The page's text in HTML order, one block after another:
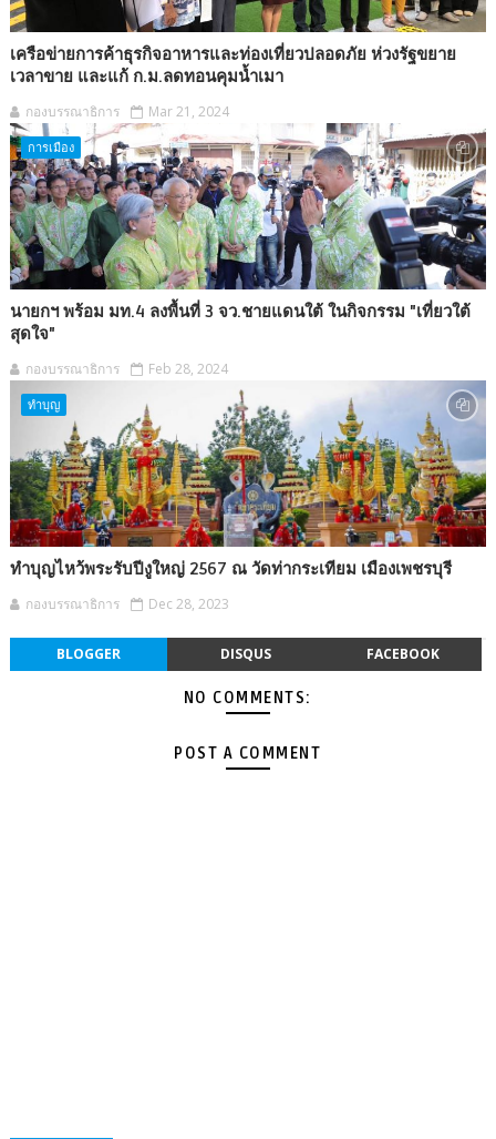
เครือข่ายการค้าธุรกิจอาหารและท่องเที่ยวปลอดภัย ห่วงรัฐขยาย
เวลาขาย และแก้ ก.ม.ลดทอนคุมน้ำเมา
กองบรรณาธิการ Mar 21, 2024
การเมือง
นายกฯ พร้อม มท.4 ลงพื้นที่ 3 จว.ชายแดนใต้ ในกิจกรรม "เที่ยวใต้
สุดใจ"
กองบรรณาธิการ Feb 28, 2024
ทำบุญ
ทำบุญไหว้พระรับปีงูใหญ่ 2567 ณ วัดท่ากระเทียม เมืองเพชรบุรี
กองบรรณาธิการ Dec 28, 2023
BLOGGER DISQUS FACEBOOK
NO COMMENTS:
POST A COMMENT